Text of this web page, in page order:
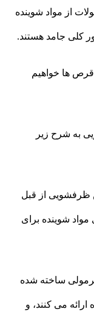
از مواد شوینده
کلی جامد هستند.
ها خواهیم
به شرح زیر
ظرفشویی از قبل
مواد شوینده برای
ساخته شده
می کنند، و